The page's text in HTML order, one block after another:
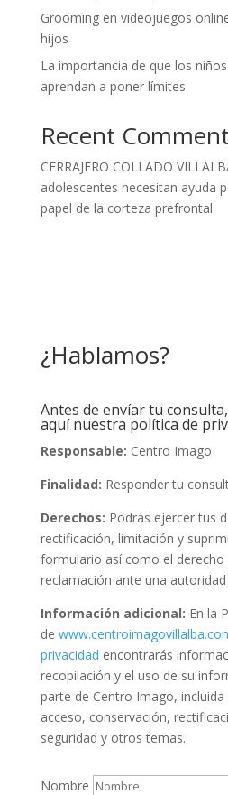
Grooming en videojuegos
hijos
La importancia de que los
aprendan a poner límites
Recent
CERRAJERO COLLADO
adolescentes necesitan ayuda
papel de la corteza prefrontal
¿Hablamos?
Antes de envíar tu
aquí nuestra política de
Responsable: Centro Imago
Finalidad: Responder tu
Derechos: Podrás ejercer tus
rectificación, limitación y
formulario así como el derecho
reclamación ante una
Información adicional: En la
de
privacidad encontrarás
recopilación y el uso de su
parte de Centro Imago,
acceso, conservación,
seguridad y otros temas.
Nombre